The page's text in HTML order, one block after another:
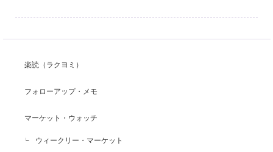
楽読（ラクヨミ）
フォローアップ・メモ
マーケット・ウォッチ
ウィークリー・マーケット